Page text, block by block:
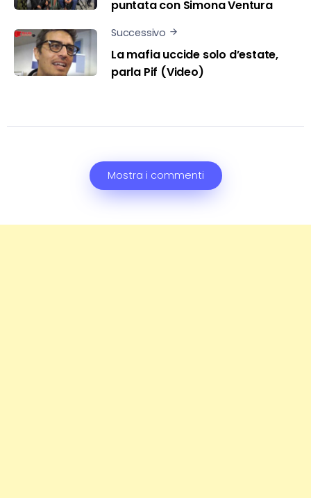
puntata con Simona Ventura
Successivo
La mafia uccide solo d’estate,
parla Pif (Video)
Mostra i commenti